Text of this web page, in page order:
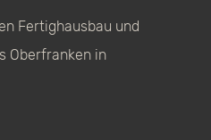
Fertighausbau und
Oberfranken in